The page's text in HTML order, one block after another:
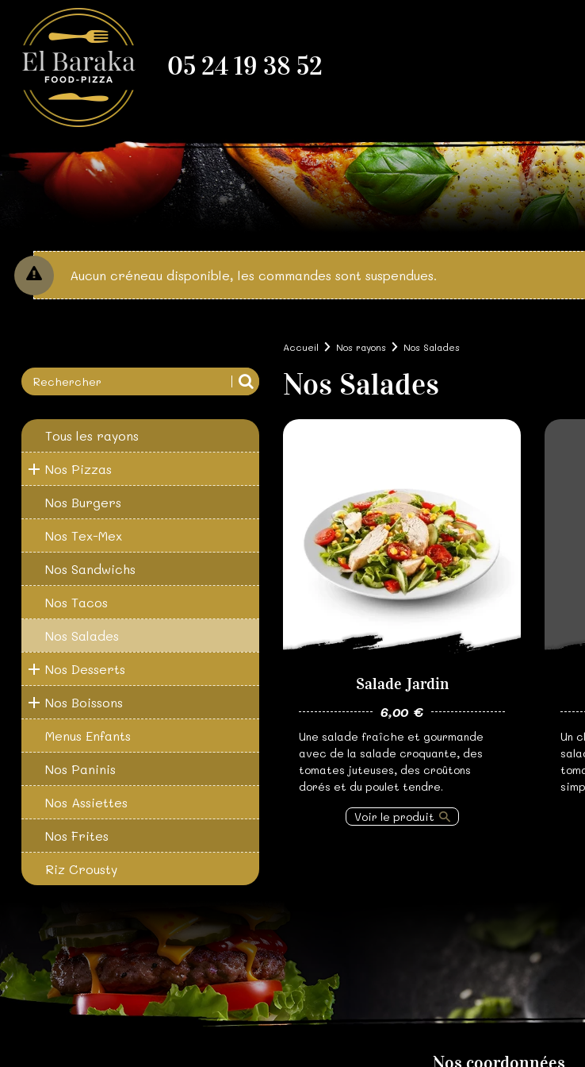
05 24 19 38 52
Aucun créneau disponible, les commandes sont suspendues.
Accueil Nos rayons Nos Salades
Tous les rayons
Nos Pizzas
Nos Burgers
Nos Tex-Mex
Nos Sandwichs
Nos Tacos
Nos Salades
Nos Desserts
Nos Boissons
Menus Enfants
Nos Paninis
Nos Assiettes
Nos Frites
Riz Crousty
Nos Salades
Salade Jardin
6,00 €
Une salade fraîche et gourmande
avec de la salade croquante, des
tomates juteuses, des croûtons
dorés et du poulet tendre.
Voir le produit
Un
Nos coordonnées